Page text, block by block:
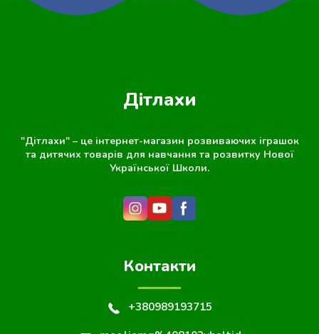
Дітлахи
"Дітлахи" – це інтернет-магазин розвиваючих іграшок
та дитячих товарів для навчання та розвитку Нової
Української Школи.
Контакти
+380989193715